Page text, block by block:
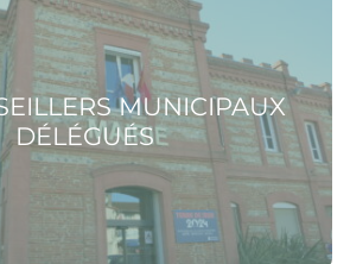
MUNICIPAUX
DÉLÉGUÉS